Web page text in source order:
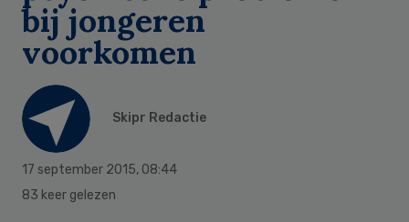
bij jongeren
voorkomen
Skipr Redactie
17 september 2015, 08:44
83 keer gelezen